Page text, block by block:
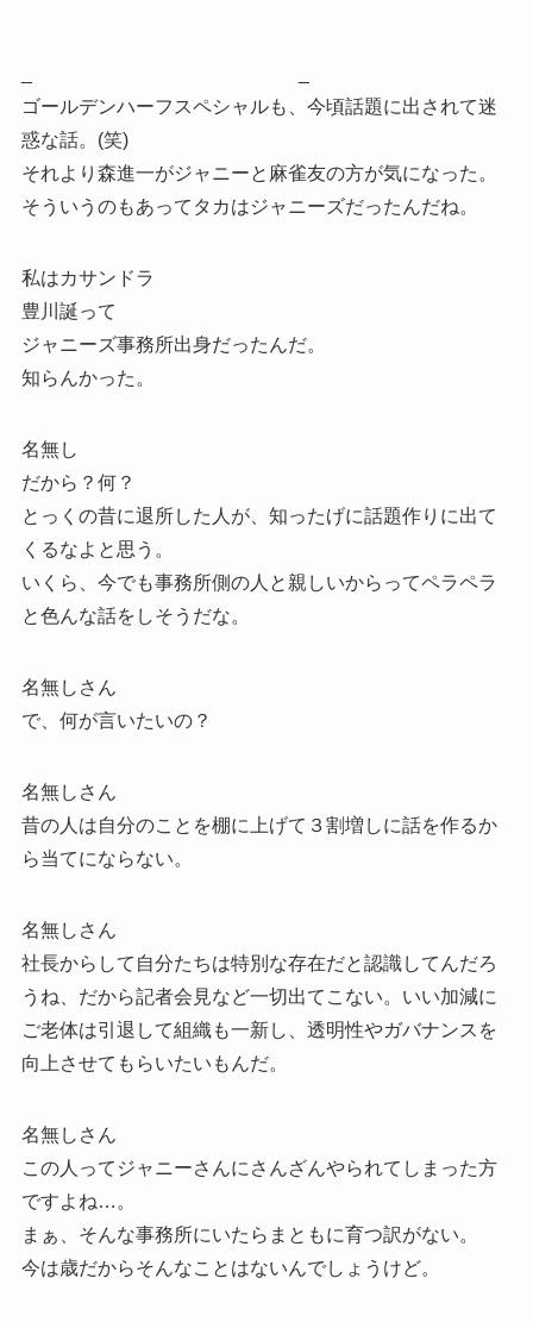
ゴールデンハーフスペシャルも、今頃話題に出されて迷
惑な話。(笑)
それより森進一がジャニーと麻雀友の方が気になった。
そういうのもあってタカはジャニーズだったんだね。
私はカサンドラ
豊川誕って
ジャニーズ事務所出身だったんだ。
知らんかった。
名無し
だから？何？
とっくの昔に退所した人が、知ったげに話題作りに出て
くるなよと思う。
いくら、今でも事務所側の人と親しいからってペラペラ
と色んな話をしそうだな。
名無しさん
で、何が言いたいの？
名無しさん
昔の人は自分のことを棚に上げて３割増しに話を作るか
ら当てにならない。
名無しさん
社長からして自分たちは特別な存在だと認識してんだろ
うね、だから記者会見など一切出てこない。いい加減に
ご老体は引退して組織も一新し、透明性やガバナンスを
向上させてもらいたいもんだ。
名無しさん
この人ってジャニーさんにさんざんやられてしまった方
ですよね…。
まぁ、そんな事務所にいたらまともに育つ訳がない。
今は歳だからそんなことはないんでしょうけど。